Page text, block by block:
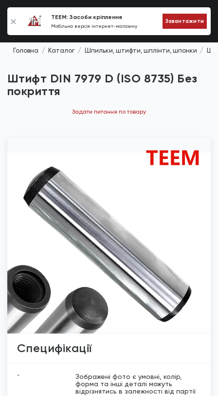
TEEM: Засоби кріплення
Мобільна версія інтернет-магазину
Завантажити
0
Головна Каталог Шпильки, штифти, шплінти, шпонки
Штифт DIN 7979 D (ISO 8735) Без
покриття
Задати питання по товару
Специфікації
*
Зображені фото є умовні, колір,
форма та інші деталі можуть
відрізнятись в залежності від партії